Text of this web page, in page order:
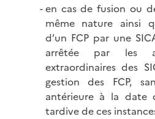
en cas de fusion ou
même nature ainsi
d’un FCP par une
arrêtée par les
extraordinaires des
gestion des FCP,
antérieure à la date
tardive de ces